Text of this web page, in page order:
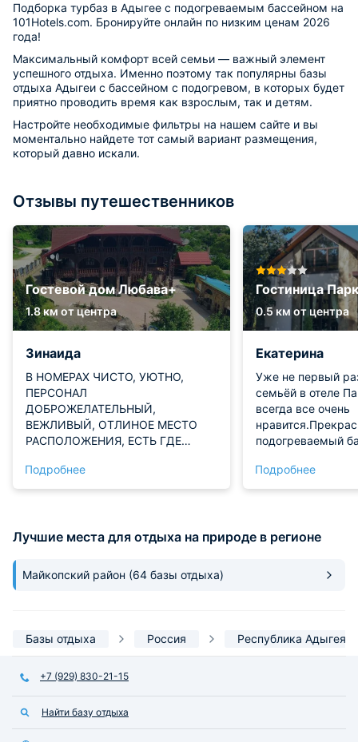
Подборка турбаз в Адыгее с подогреваемым бассейном на
101Hotels.com. Бронируйте онлайн по низким ценам 2026
года!
Максимальный комфорт всей семьи — важный элемент
успешного отдыха. Именно поэтому так популярны базы
отдыха Адыгеи с бассейном с подогревом, в которых будет
приятно проводить время как взрослым, так и детям.
Настройте необходимые фильтры на нашем сайте и вы
моментально найдете тот самый вариант размещения,
который давно искали.
Отзывы путешественников
Гостевой дом Любава+
1.8 км от центра
Зинаида
В НОМЕРАХ ЧИСТО, УЮТНО,
ПЕРСОНАЛ
ДОБРОЖЕЛАТЕЛЬНЫЙ,
ВЕЖЛИВЫЙ, ОТЛИНОЕ МЕСТО
РАСПОЛОЖЕНИЯ, ЕСТЬ ГДЕ
БАССЕЙН С ПОДОГРЕВОМ, ВСЕ
СУПЕР!!!
Подробнее
Гостиница
0.5 км от центра
Екатерина
Уже не первый раз отдыхаем
семьёй в отеле
всегда все очень
подогреваемый
небольшая кухня,
необходимое!
Подробнее
Лучшие места для отдыха на природе в регионе
Майкопский район (64 базы отдыха)
Базы отдыха Россия Республика Адыгея
+7 (929) 830-21-15
Найти базу отдыха